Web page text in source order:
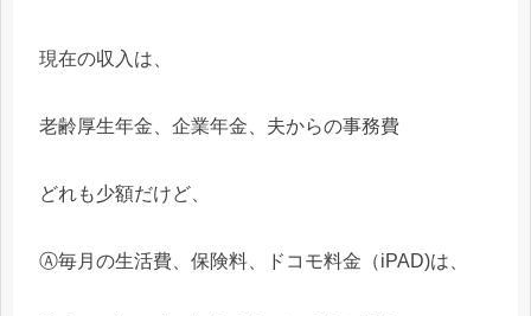
現在の収入は、
老齢厚生年金、企業年金、夫からの事務費
どれも少額だけど、
Ⓐ毎月の生活費、保険料、ドコモ料金（iPAD)は、